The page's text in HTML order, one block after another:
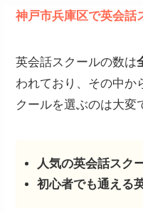
神戸市兵庫区で英会話
英会話スクールの数は
われており、その中か
クールを選ぶのは大変
人気の英会話スク
初心者でも通える